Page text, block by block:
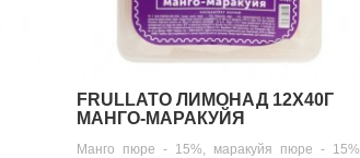
FRULLATO ЛИМОНАД 12Х40Г
МАНГО-МАРАКУЙЯ
Манго пюре - 15%, маракуйя пюре - 15%,